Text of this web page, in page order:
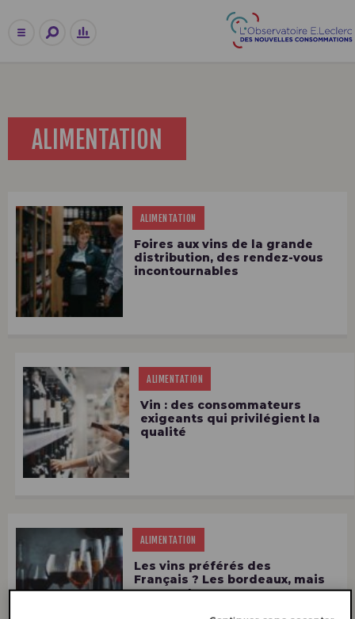
ALIMENTATION
ALIMENTATION
Foires aux vins de la grande
distribution, des rendez-vous
incontournables
ALIMENTATION
Vin : des consommateurs
exigeants qui privilégient la
qualité
ALIMENTATION
Les vins préférés des
Français ? Les bordeaux, mais
pas que !